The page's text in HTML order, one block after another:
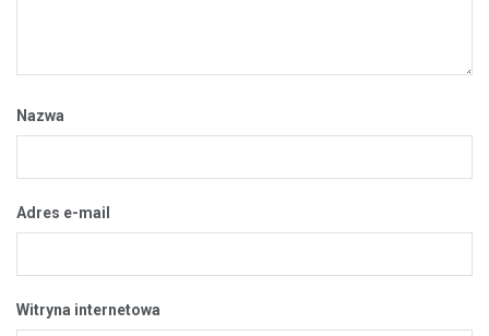
Nazwa
Adres e-mail
Witryna internetowa